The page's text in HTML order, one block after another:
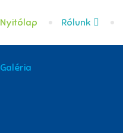
Nyitólap Rólunk
Galéria